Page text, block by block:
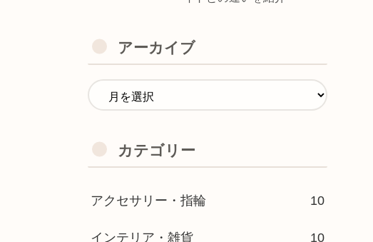
アーカイブ
カテゴリー
アクセサリー・指輪 10
インテリア・雑貨 10